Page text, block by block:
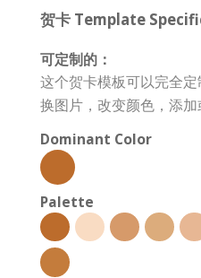
贺卡 Template
可定制的：
这个贺卡模板可以完全
换图片，改变颜色，添加
Dominant Color
Palette